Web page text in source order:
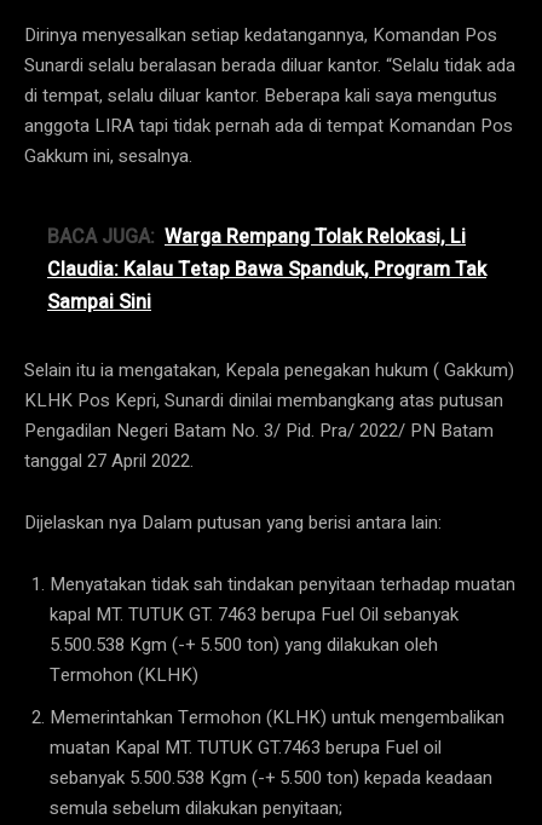
Dirinya menyesalkan setiap kedatangannya, Komandan Pos
Sunardi selalu beralasan berada diluar kantor. “Selalu tidak ada
di tempat, selalu diluar kantor. Beberapa kali saya mengutus
anggota LIRA tapi tidak pernah ada di tempat Komandan Pos
Gakkum ini, sesalnya.
BACA JUGA: Warga Rempang Tolak Relokasi, Li
Claudia: Kalau Tetap Bawa Spanduk, Program Tak
Sampai Sini
Selain itu ia mengatakan, Kepala penegakan hukum ( Gakkum)
KLHK Pos Kepri, Sunardi dinilai membangkang atas putusan
Pengadilan Negeri Batam No. 3/ Pid. Pra/ 2022/ PN Batam
tanggal 27 April 2022.
Dijelaskan nya Dalam putusan yang berisi antara lain:
Menyatakan tidak sah tindakan penyitaan terhadap muatan
kapal MT. TUTUK GT. 7463 berupa Fuel Oil sebanyak
5.500.538 Kgm (-+ 5.500 ton) yang dilakukan oleh
Termohon (KLHK)
Memerintahkan Termohon (KLHK) untuk mengembalikan
muatan Kapal MT. TUTUK GT.7463 berupa Fuel oil
sebanyak 5.500.538 Kgm (-+ 5.500 ton) kepada keadaan
semula sebelum dilakukan penyitaan;